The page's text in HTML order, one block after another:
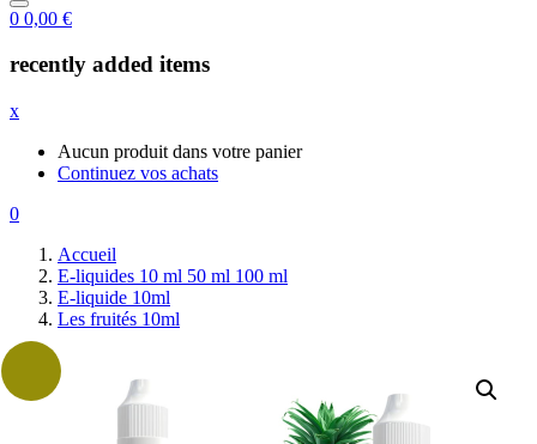
0 0,00 €
recently added items
x
Aucun produit dans votre panier
Continuez vos achats
0
Accueil
E-liquides 10 ml 50 ml 100 ml
E-liquide 10ml
Les fruités 10ml